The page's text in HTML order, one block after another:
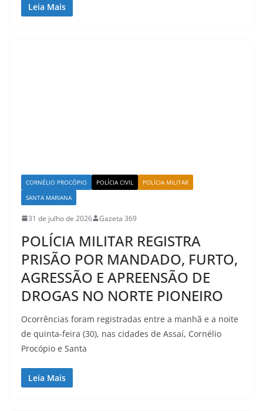
Leia Mais
CORNÉLIO PROCÓPIO POLÍCIA CIVIL
POLÍCIA MILITAR
SANTA MARIANA
31 de julho de 2026 Gazeta 369
POLÍCIA MILITAR REGISTRA
PRISÃO POR MANDADO, FURTO,
AGRESSÃO E APREENSÃO DE
DROGAS NO NORTE PIONEIRO
Ocorrências foram registradas entre a manhã e a noite
de quinta-feira (30), nas cidades de Assaí, Cornélio
Procópio e Santa
Leia Mais